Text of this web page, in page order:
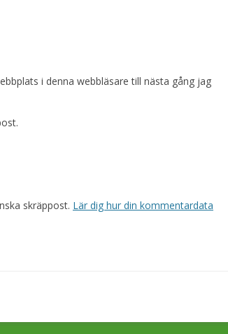
i denna webbläsare till nästa gång jag
skräppost. Lär dig hur din kommentardata